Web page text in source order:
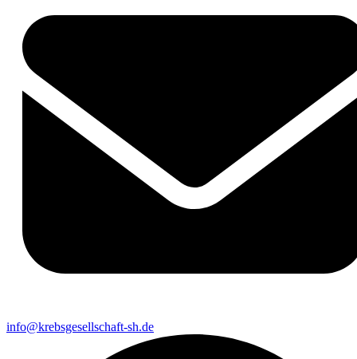
info@krebsgesellschaft-sh.de